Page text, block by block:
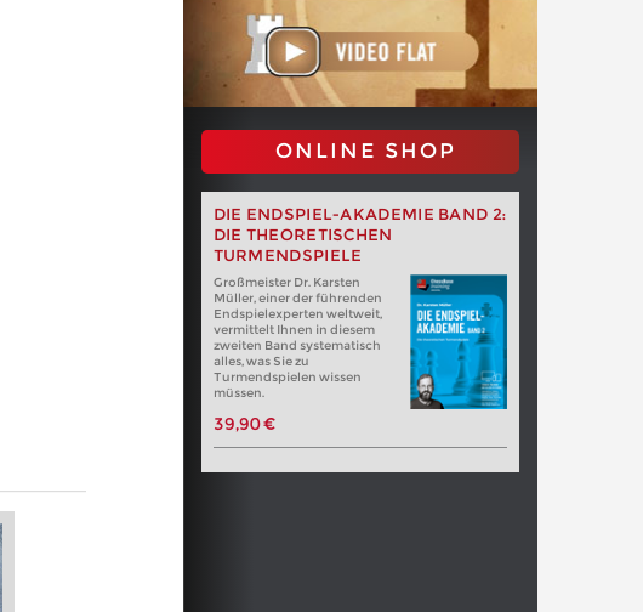
ONLINE SHOP
DIE ENDSPIEL-AKADEMIE BAND 2:
DIE THEORETISCHEN
TURMENDSPIELE
Großmeister Dr. Karsten
Müller, einer der führenden
Endspielexperten weltweit,
vermittelt Ihnen in diesem
zweiten Band systematisch
alles, was Sie zu
Turmendspielen wissen
müssen.
39,90 €